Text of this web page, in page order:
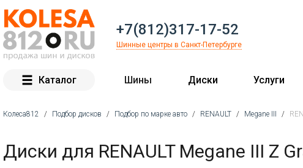
+7(812)317-17-52
Шинные центры в Санкт-Петербурге
Каталог Шины Диски Услуги
Колеса812 / Подбор дисков / Подбор по марке авто / RENAULT / Megane III /
Диски для RENAULT Megane III Z